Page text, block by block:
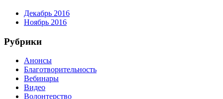
Декабрь 2016
Ноябрь 2016
Рубрики
Анонсы
Благотворительность
Вебинары
Видео
Волонтерство